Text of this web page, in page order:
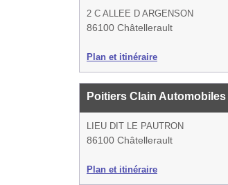
2 C ALLEE D ARGENSON
86100 Châtellerault
Plan et itinéraire
Poitiers Clain Automobiles
LIEU DIT LE PAUTRON
86100 Châtellerault
Plan et itinéraire